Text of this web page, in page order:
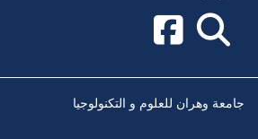
جامعة وهران للعلوم و التكنولوجيا